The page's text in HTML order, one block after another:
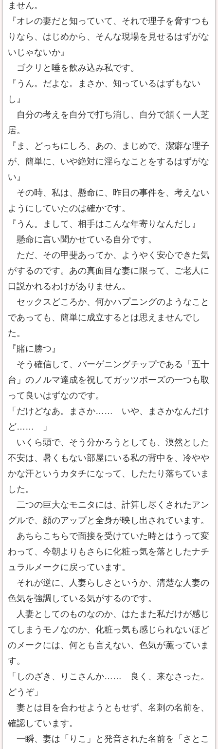
ません。
『オレの妻だと知っていて、それで理子を脅すつも
りなら、はじめから、そんな現場を見せるはずがな
いじゃないか』
ゴクリと唾を飲み込み私です。
『うん。だよな。まさか、知っているはずもない
し』
自分の考えを自分で打ち消し、自分で頷く一人芝
居。
『ま、どっちにしろ、あの、まじめで、潔癖な理子
が、簡単に、いや絶対に淫らなことをするはずがな
い』
その時、私は、懸命に、昨日の事件を、考えない
ようにしていたのは確かです。
『うん。まして、相手はこんな年寄りなんだし』
懸命に言い聞かせている自分です。
ただ、その甲斐あってか、ようやく安心できた気
がするのです。あの真面目な妻に限って、ご老人に
口説かれるわけがありません。
セックスどころか、何かハプニングのようなこと
であっても、簡単に成立するとは思えませんでし
た。
『賭に勝つ』
そう確信して、バーゲニングチップである「五十
台」のノルマ達成を祝してガッツポーズの一つも取
って良いはずなのです。
「だけどなあ。まさか…… いや、まさかなんだけ
ど…… 」
いくら頭で、そう分かろうとしても、漠然とした
不安は、暑くもない部屋にいる私の背中を、冷やや
かな汗というカタチになって、したたり落ちていま
した。
二つの巨大なモニタには、計算し尽くされたアン
グルで、顔のアップと全身が映し出されています。
あちらこちらで面接を受けていた時とはうって変
わって、今朝よりもさらに化粧っ気を落としたナチ
ュラルメークに戻っています。
それが逆に、人妻らしさというか、清楚な人妻の
色気を強調している気がするのです。
人妻としてのものなのか、はたまた私だけが感じ
てしまうモノなのか、化粧っ気も感じられないほど
のメークには、何とも言えない、色気が薫っていま
す。
「しのざき、りこさんか…… 良く、来なさった。
どうぞ」
妻とは目を合わせようともせず、名刺の名前を、
確認しています。
一瞬、妻は「りこ」と発音された名前を「さとこ